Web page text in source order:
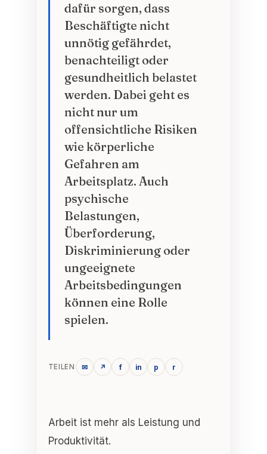
dafür sorgen, dass
Beschäftigte nicht
unnötig gefährdet,
benachteiligt oder
gesundheitlich belastet
werden. Dabei geht es
nicht nur um
offensichtliche Risiken
wie körperliche
Gefahren am
Arbeitsplatz. Auch
psychische
Belastungen,
Überforderung,
Diskriminierung oder
ungeeignete
Arbeitsbedingungen
können eine Rolle
spielen.
TEILEN ✉ ↗ f in p r
Arbeit ist mehr als Leistung und
Produktivität.